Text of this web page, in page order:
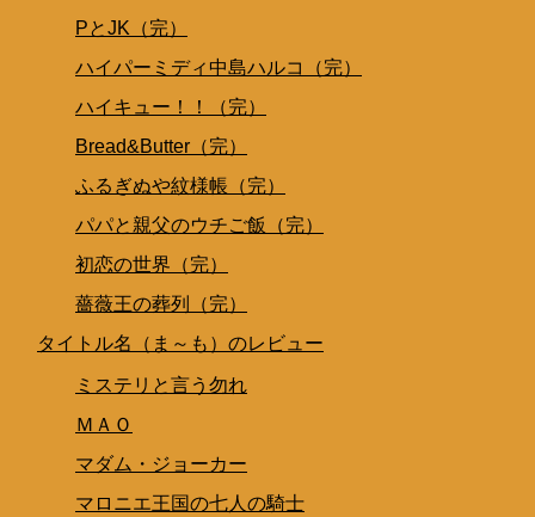
PとJK（完）
ハイパーミディ中島ハルコ（完）
ハイキュー！！（完）
Bread&Butter（完）
ふるぎぬや紋様帳（完）
パパと親父のウチご飯（完）
初恋の世界（完）
薔薇王の葬列（完）
タイトル名（ま～も）のレビュー
ミステリと言う勿れ
ＭＡＯ
マダム・ジョーカー
マロニエ王国の七人の騎士